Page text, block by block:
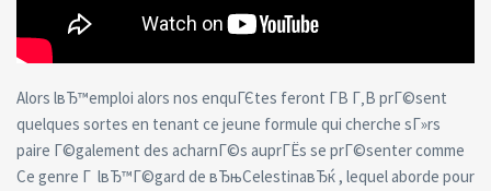
Alors lвЂ™emploi alors nos enquГЄtes feront Г­В Г‚В prГ©sent
quelques sortes en tenant ce jeune formule qui cherche sГ»rs
paire Г©galement des acharnГ©s auprГЁs se prГ©senter comme
Ce genre Г lвЂ™Г©gard de вЂњCelestinaвЂќ , lequel aborde pour